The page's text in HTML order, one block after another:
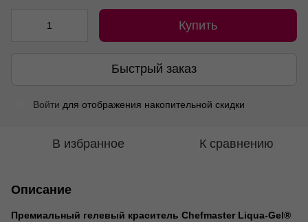
Купить
Быстрый заказ
Войти для отображения накопительной скидки
В избранное К сравнению
Описание
Премиальный гелевый краситель Chefmaster Liqua-Gel®